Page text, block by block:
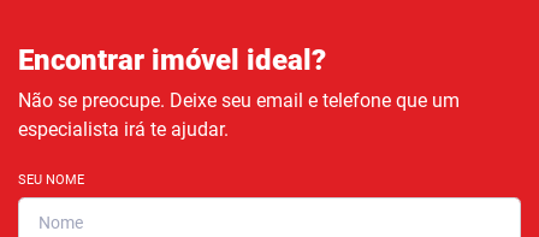
Encontrar imóvel ideal?
Não se preocupe. Deixe seu email e telefone que um
especialista irá te ajudar.
SEU NOME